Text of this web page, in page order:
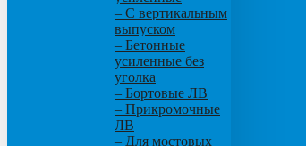
– С вертикальным
выпуском
– Бетонные
усиленные без
уголка
– Бортовые ЛВ
– Прикромочные
ЛВ
– Для мостовых